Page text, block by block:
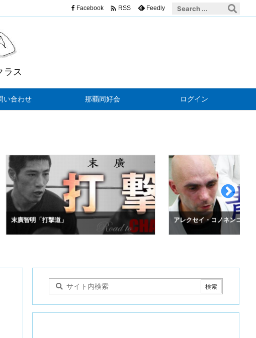
ラス
い合わせ 那覇同好会 ログイン
Facebook  RSS Feedly
末廣智明「打撃道」 アレクセイ・コノネンコ「